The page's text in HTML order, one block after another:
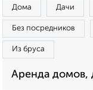
Дома Дачи
Без посредников
Из бруса
Аренда домов,